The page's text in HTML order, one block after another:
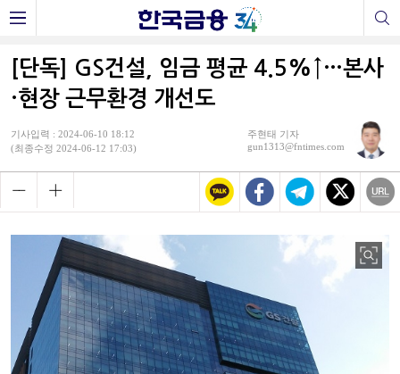
[단독] GS건설, 임금 평균 4.5%↑…본사
·현장 근무환경 개선도
기사입력 : 2024-06-10 18:12
(최종수정 2024-06-12 17:03)
주현태 기자
gun1313@fntimes.com